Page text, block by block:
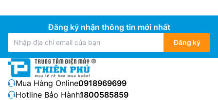
Đăng ký nhận thông tin mới nhất
Đăng ký
Mua Hàng Online:0918969699
Hotline Bảo Hành:1800585859